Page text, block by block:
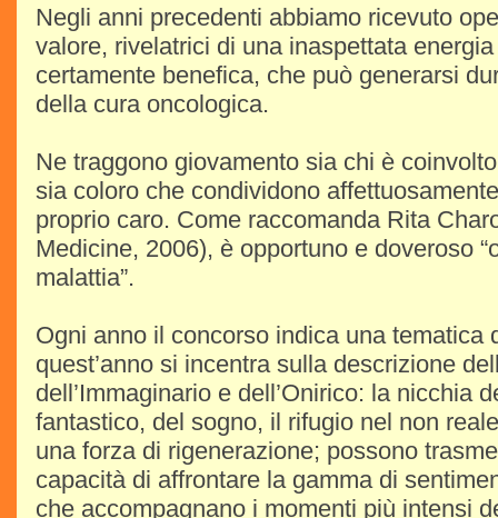
Negli anni precedenti abbiamo ricevuto
valore, rivelatrici di una inaspettata
certamente benefica, che può generarsi
della cura oncologica.
Ne traggono giovamento sia chi è
sia coloro che condividono
proprio caro. Come raccomanda Rita
Medicine, 2006), è opportuno e doveroso
malattia”.
Ogni anno il concorso indica una tematica
quest’anno si incentra sulla descrizione
dell’Immaginario e dell’Onirico: la nicchia
fantastico, del sogno, il rifugio nel non
una forza di rigenerazione; possono
capacità di affrontare la gamma di
che accompagnano i momenti più intensi